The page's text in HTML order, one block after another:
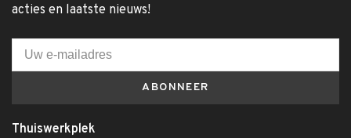
acties en laatste nieuws!
ABONNEER
Thuiswerkplek